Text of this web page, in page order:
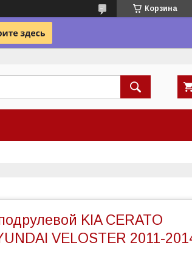
Корзина
KIA CERATO
VELOSTER 2011-